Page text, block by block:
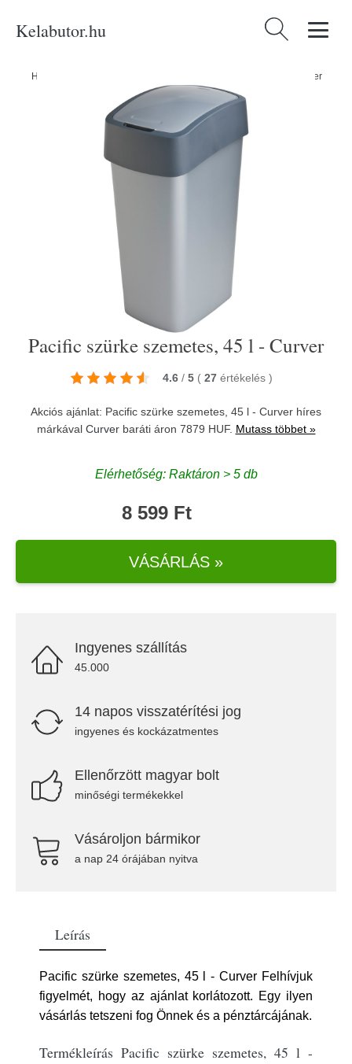
Kelabutor.hu Keresés:
Home Pacific szürke szemetes, 45 l - Curver
Pacific szürke szemetes, 45 l - Curver
4.6 / 5 ( 27 értékelés )
Akciós ajánlat: Pacific szürke szemetes, 45 l - Curver híres
márkával Curverbaráti áron 7879 HUF. Mutass többet »
Elérhetőség: Raktáron > 5 db
8 599 Ft
VÁSÁRLÁS »
Ingyenes szállítás
45.000
14 napos visszatérítési jog
ingyenes és kockázatmentes
Ellenőrzött magyar bolt
minőségi termékekkel
Vásároljon bármikor
a nap 24 órájában nyitva
Leírás
Pacific szürke szemetes, 45 l - Curver Felhívjuk
figyelmét, hogy az ajánlat korlátozott. Egy ilyen
vásárlás tetszeni fog Önnek és a pénztárcájának.
Termékleírás Pacific szürke szemetes, 45 l -